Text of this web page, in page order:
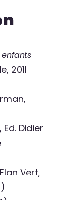
enfants
2011
, Ed. Didier
Vert,